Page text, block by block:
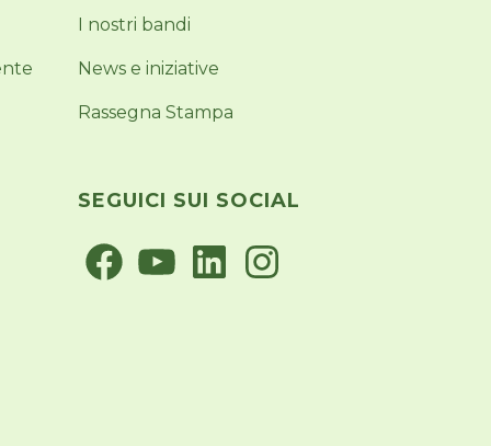
I nostri bandi
News e iniziative
Rassegna Stampa
SEGUICI SUI SOCIAL
FacebookYouTubeLinkedInInstagram